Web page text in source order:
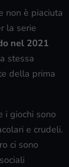
non è piaciuta
la serie
nel 2021
stessa
della prima
i giochi sono
e crudeli.
ci sono